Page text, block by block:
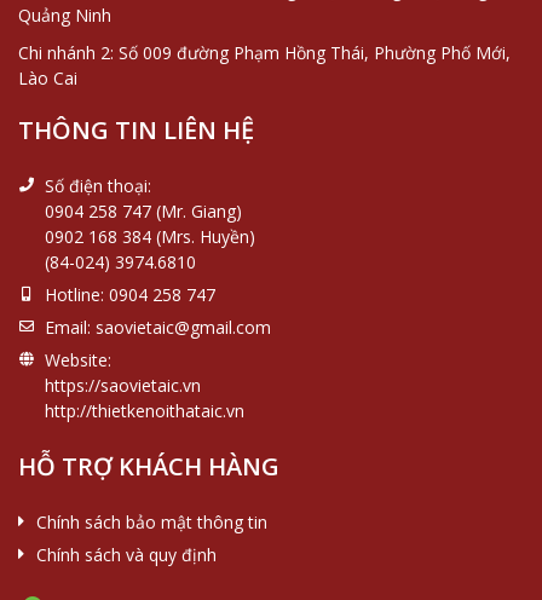
Quảng Ninh
Chi nhánh 2: Số 009 đường Phạm Hồng Thái, Phường Phố Mới,
Lào Cai
THÔNG TIN LIÊN HỆ
Số điện thoại:
0904 258 747 (Mr. Giang)
0902 168 384 (Mrs. Huyền)
(84-024) 3974.6810
Hotline: 0904 258 747
Email: saovietaic@gmail.com
Website:
https://saovietaic.vn
http://thietkenoithataic.vn
HỖ TRỢ KHÁCH HÀNG
Chính sách bảo mật thông tin
Chính sách và quy định